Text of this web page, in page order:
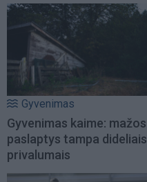
Gyvenimas
Gyvenimas kaime: mažos
paslaptys tampa dideliais
privalumais